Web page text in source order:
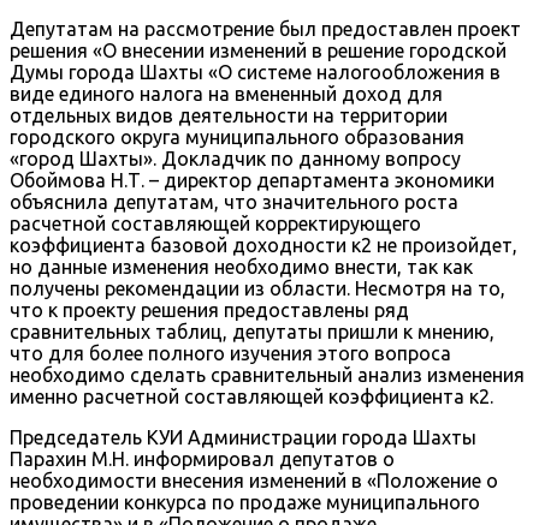
Депутатам на рассмотрение был предоставлен проект
решения «О внесении изменений в решение городской
Думы города Шахты «О системе налогообложения в
виде единого налога на вмененный доход для
отдельных видов деятельности на территории
городского округа муниципального образования
«город Шахты». Докладчик по данному вопросу
Обоймова Н.Т. – директор департамента экономики
объяснила депутатам, что значительного роста
расчетной составляющей корректирующего
коэффициента базовой доходности к2 не произойдет,
но данные изменения необходимо внести, так как
получены рекомендации из области. Несмотря на то,
что к проекту решения предоставлены ряд
сравнительных таблиц, депутаты пришли к мнению,
что для более полного изучения этого вопроса
необходимо сделать сравнительный анализ изменения
именно расчетной составляющей коэффициента к2.
Председатель КУИ Администрации города Шахты
Парахин М.Н. информировал депутатов о
необходимости внесения изменений в «Положение о
проведении конкурса по продаже муниципального